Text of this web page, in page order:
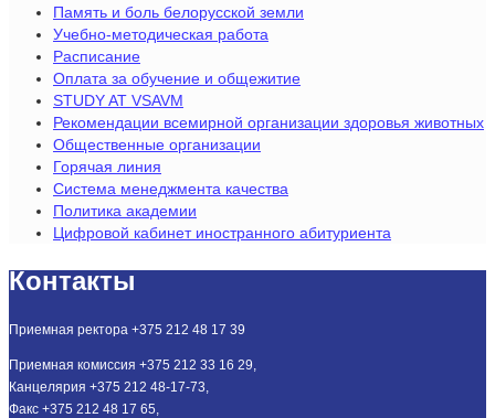
Память и боль белорусской земли
Учебно-методическая работа
Расписание
Оплата за обучение и общежитие
STUDY AT VSAVM
Рекомендации всемирной организации здоровья животных
Общественные организации
Горячая линия
Система менеджмента качества
Политика академии
Цифровой кабинет иностранного абитуриента
Контакты
Приемная ректора +375 212 48 17 39
Приемная комиссия +375 212 33 16 29,
Канцелярия +375 212 48-17-73,
Факс +375 212 48 17 65,